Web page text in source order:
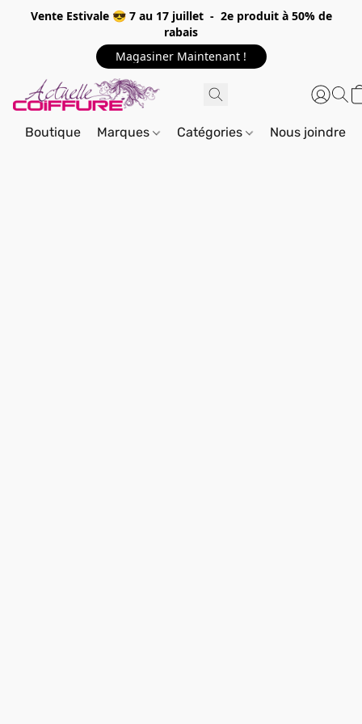
Vente Estivale 😎 7 au 17 juillet - 2e produit à 50% de
rabais
Magasiner Maintenant !
Boutique Marques Catégories Nous joindre